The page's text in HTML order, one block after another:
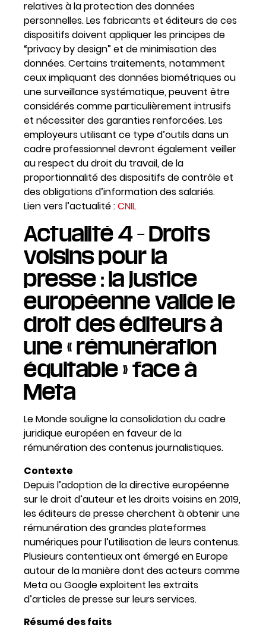
relatives à la protection des données
personnelles. Les fabricants et éditeurs de ces
dispositifs doivent appliquer les principes de
“privacy by design” et de minimisation des
données. Certains traitements, notamment
ceux impliquant des données biométriques ou
une surveillance systématique, peuvent être
considérés comme particulièrement intrusifs
et nécessiter des garanties renforcées. Les
employeurs utilisant ce type d’outils dans un
cadre professionnel devront également veiller
au respect du droit du travail, de la
proportionnalité des dispositifs de contrôle et
des obligations d’information des salariés.
Lien vers l’actualité :CNIL
Actualité 4 – Droits
voisins pour la
presse : la justice
européenne valide le
droit des éditeurs à
une « rémunération
équitable » face à
Meta
Le Monde souligne la consolidation du cadre
juridique européen en faveur de la
rémunération des contenus journalistiques.
Contexte
Depuis l’adoption de la directive européenne
sur le droit d’auteur et les droits voisins en 2019,
les éditeurs de presse cherchent à obtenir une
rémunération des grandes plateformes
numériques pour l’utilisation de leurs contenus.
Plusieurs contentieux ont émergé en Europe
autour de la manière dont des acteurs comme
Meta ou Google exploitent les extraits
d’articles de presse sur leurs services.
Résumé des faits